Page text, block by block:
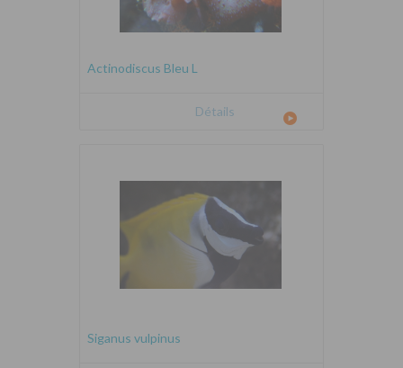
Actinodiscus Bleu L
Détails
Siganus vulpinus